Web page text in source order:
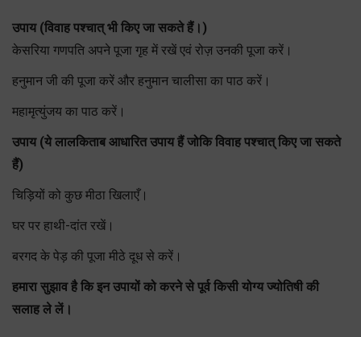
उपाय (विवाह पश्चात् भी किए जा सकते हैं।)
केसरिया गणपति अपने पूजा गृह में रखें एवं रोज़ उनकी पूजा करें।
हनुमान जी की पूजा करें और हनुमान चालीसा का पाठ करें।
महामृत्युंजय का पाठ करें।
उपाय (ये लालकिताब आधारित उपाय हैं जोकि विवाह पश्चात् किए जा सकते
हैं)
चिड़ियों को कुछ मीठा खिलाएँ।
घर पर हाथी-दांत रखें।
बरगद के पेड़ की पूजा मीठे दूध से करें।
हमारा सुझाव है कि इन उपायों को करने से पूर्व किसी योग्य ज्योतिषी की
सलाह ले लें।